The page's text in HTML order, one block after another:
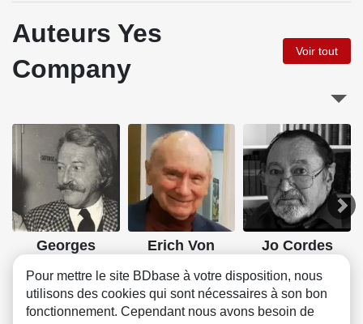
Auteurs Yes
Company
Voir tout
Georges
Erich Von
Jo Cordes
Pour mettre le site BDbase à votre disposition, nous
utilisons des cookies qui sont nécessaires à son bon
fonctionnement. Cependant nous avons besoin de